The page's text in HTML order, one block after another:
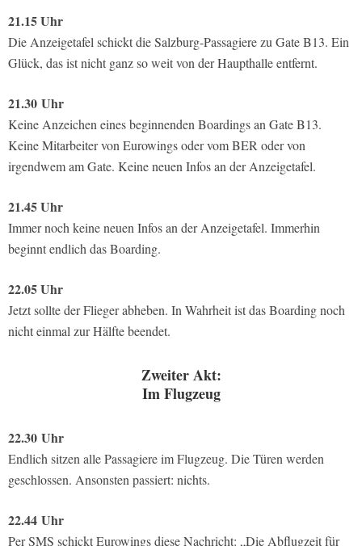
21.15 Uhr
Die Anzeigetafel schickt die Salzburg-Passagiere zu Gate B13. Ein
Glück, das ist nicht ganz so weit von der Haupthalle entfernt.
21.30 Uhr
Keine Anzeichen eines beginnenden Boardings an Gate B13.
Keine Mitarbeiter von Eurowings oder vom BER oder von
irgendwem am Gate. Keine neuen Infos an der Anzeigetafel.
21.45 Uhr
Immer noch keine neuen Infos an der Anzeigetafel. Immerhin
beginnt endlich das Boarding.
22.05 Uhr
Jetzt sollte der Flieger abheben. In Wahrheit ist das Boarding noch
nicht einmal zur Hälfte beendet.
Zweiter Akt:
Im Flugzeug
22.30 Uhr
Endlich sitzen alle Passagiere im Flugzeug. Die Türen werden
geschlossen. Ansonsten passiert: nichts.
22.44 Uhr
Per SMS schickt Eurowings diese Nachricht: „Die Abflugzeit für